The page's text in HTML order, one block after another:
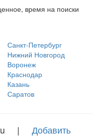
время на поиски
Санкт-Петербург
Нижний Новгород
Воронеж
Краснодар
Казань
Саратов
| Добавить